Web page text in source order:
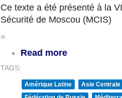
Ce texte a été présenté à la
Sécurité de Moscou (MCIS)
»
Read more
TAGS:
Amérique Latine
Asie Centrale